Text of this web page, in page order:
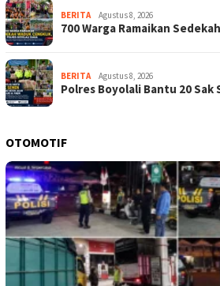
BERITA Agustus 8, 2026
700 Warga Ramaikan
BERITA Agustus 8, 2026
Polres Boyolali Bantu 20
OTOMOTIF